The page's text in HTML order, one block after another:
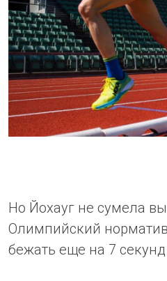
Но Йохауг не сумела
Олимпийский
бежать еще на 7